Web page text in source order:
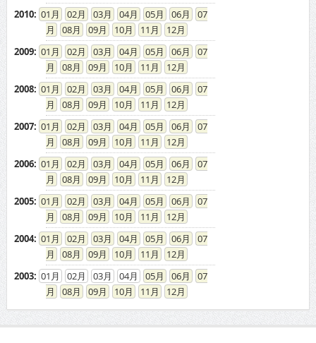
2010: 01 02 03 04 05 06
07
08
09 10 11
12
2009: 01 02 03 04 05 06
07
08
09 10 11
12
2008: 01 02 03 04 05 06
07
08
09 10 11
12
2007: 01 02 03 04 05 06
07
08
09 10 11
12
2006: 01 02 03 04 05 06
07
08
09 10 11
12
2005: 01 02 03 04 05 06
07
08
09 10 11
12
2004: 01 02 03 04 05 06
07
08
09 10 11
12
2003: 01 02 03 04 05 06
07
08
09 10 11 12